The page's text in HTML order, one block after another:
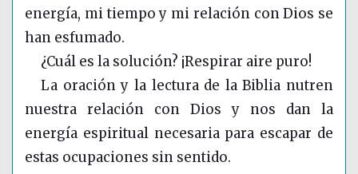
energía, mi tiempo y mi relación con Dios se
han esfumado.
¿Cuál es la solución? ¡Respirar aire puro!
La oración y la lectura de la Biblia nutren
nuestra relación con Dios y nos dan la
energía espiritual necesaria para escapar de
estas ocupaciones sin sentido.